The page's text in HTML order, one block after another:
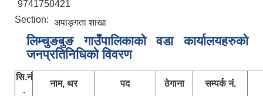
9741750421
Section: अपाङ्गता शाखा
लिम्चुङबुङ गाउँपालिकाकाे वडा कार्यालयहरुकाे
जनप्रतिनिधिकाे विवरण
सि.नं
.
नाम, थर पद ठेगाना सम्पर्क नं.